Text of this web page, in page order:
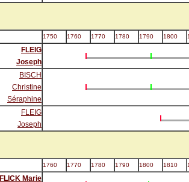
1750 1760 1770 1780 1790 1800
FLEIG
Joseph
BISCH
Christine
Séraphine
FLEIG
Joseph
1760 1770 1780 1790 1800 1810
FLICK Marie